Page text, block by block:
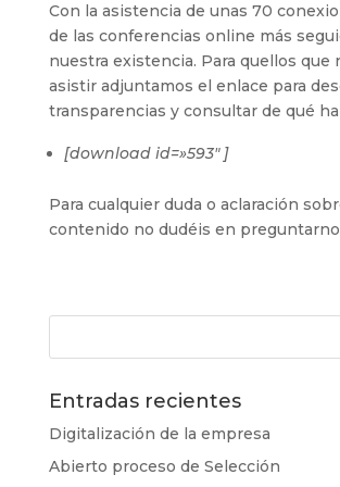
Con la asistencia de unas 70
de las conferencias online más
nuestra existencia. Para quellos que
asistir adjuntamos el enlace para
transparencias y consultar de qué
[download id=»593″ ]
Para cualquier duda o aclaración
contenido no dudéis en
Entradas recientes
Digitalización de la empresa
Abierto proceso de Selección